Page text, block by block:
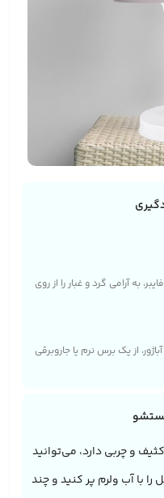
به آرامی گرد و غبار را از روی
از یک برس نرم یا جاروبرقی
و چربی دارد، می‌توانید
با آب ولرم پر کنید و چند